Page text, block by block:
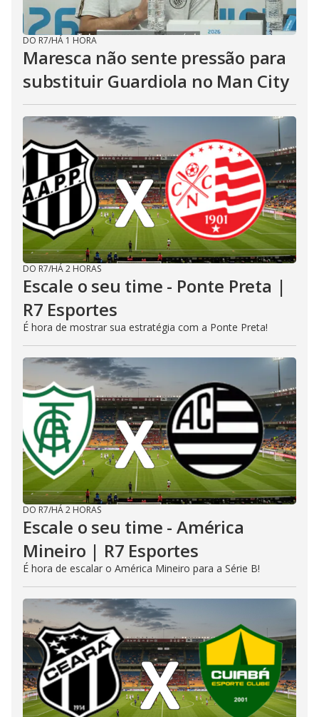
DO R7/HÁ 1 HORA
Maresca não sente pressão para
substituir Guardiola no Man City
DO R7/HÁ 2 HORAS
Escale o seu time - Ponte Preta |
R7 Esportes
É hora de mostrar sua estratégia com a Ponte Preta!
DO R7/HÁ 2 HORAS
Escale o seu time - América
Mineiro | R7 Esportes
É hora de escalar o América Mineiro para a Série B!